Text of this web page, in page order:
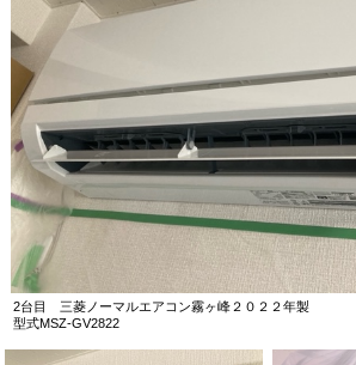
2台目 三菱ノーマルエアコン霧ヶ峰２０２２年製
型式MSZ-GV2822